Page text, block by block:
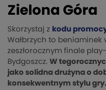
Zielona Góra
Skorzystaj z kodu
Wałbrzych to beniaminek
zeszłorocznym finale
Bydgoszcz. W
jako solidna drużyna o
konsekwentnym stylu